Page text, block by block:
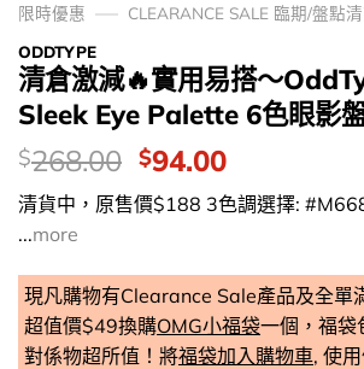
限時優惠
CLEARANCE SALE 臨期/盤點
ODDTYPE
清倉激減🔥實用易搭～
Sleek Eye Palette 6色眼影
價
錢：
$268.00 Original
price
was:
$94.00Current
price
is:
清貨中，原售價$188 3色調選擇:
...more
現凡購物有Clearance Sale產品及全單
超值價$49換購OMG小福袋一個，福袋
對係物超所值！將福袋加入購物車, 使